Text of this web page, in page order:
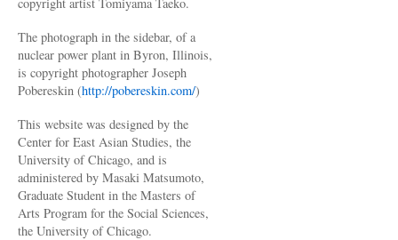
The photograph in the sidebar, of a
nuclear power plant in Byron, Illinois,
is copyright photographer Joseph
Pobereskin (http://pobereskin.com/)
This website was designed by the
Center for East Asian Studies, the
University of Chicago, and is
administered by Masaki Matsumoto,
Graduate Student in the Masters of
Arts Program for the Social Sciences,
the University of Chicago.